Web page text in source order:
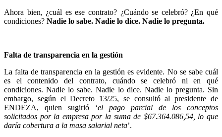
Ahora bien, ¿cuál es ese contrato? ¿Cuándo se celebró? ¿En qué
condiciones? Nadie lo sabe. Nadie lo dice. Nadie lo pregunta.
Falta de transparencia en la gestión
La falta de transparencia en la gestión es evidente. No se sabe cuál
es el contenido del contrato, cuándo se celebró ni en qué
condiciones. Nadie lo sabe. Nadie lo dice. Nadie lo pregunta. Sin
embargo, según el Decreto 13/25, se consultó al presidente de
ENDEZA, quien sugirió ‘el pago parcial de los conceptos
solicitados por la empresa por la suma de $67.364.086,54, lo que
daría cobertura a la masa salarial neta’.